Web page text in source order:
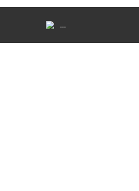
...